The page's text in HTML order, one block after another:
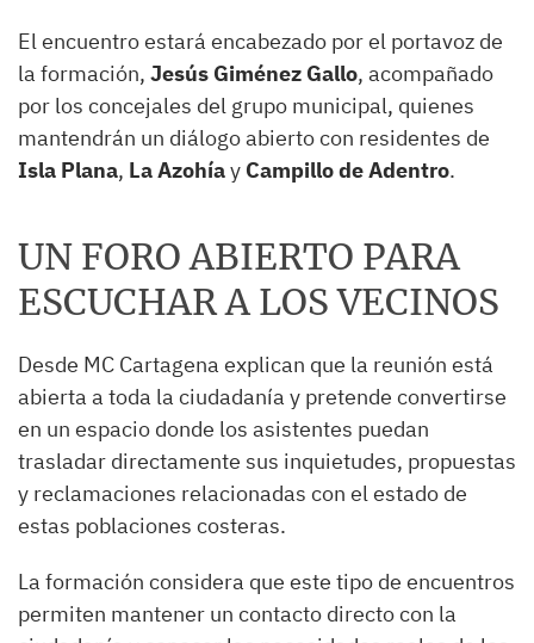
El encuentro estará encabezado por el portavoz de
la formación, Jesús Giménez Gallo, acompañado
por los concejales del grupo municipal, quienes
mantendrán un diálogo abierto con residentes de
Isla Plana, La Azohíay Campillo de Adentro.
UN FORO ABIERTO PARA
ESCUCHAR A LOS VECINOS
Desde MC Cartagena explican que la reunión está
abierta a toda la ciudadanía y pretende convertirse
en un espacio donde los asistentes puedan
trasladar directamente sus inquietudes, propuestas
y reclamaciones relacionadas con el estado de
estas poblaciones costeras.
La formación considera que este tipo de encuentros
permiten mantener un contacto directo con la